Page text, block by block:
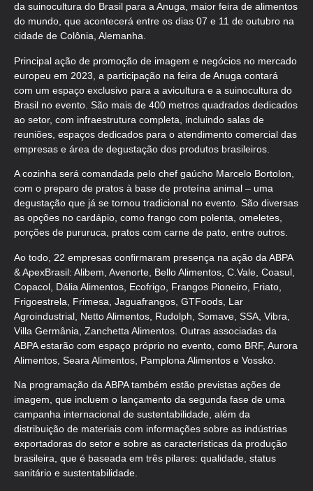
da suinocultura do Brasil para a Anuga, maior feira de alimentos
do mundo, que acontecerá entre os dias 07 e 11 de outubro na
cidade de Colônia, Alemanha.
Principal ação de promoção de imagem e negócios no mercado
europeu em 2023, a participação na feira de Anuga contará
com um espaço exclusivo para a avicultura e a suinocultura do
Brasil no evento. São mais de 400 metros quadrados dedicados
ao setor, com infraestrutura completa, incluindo salas de
reuniões, espaços dedicados para o atendimento comercial das
empresas e área de degustação dos produtos brasileiros.
A cozinha será comandada pelo chef gaúcho Marcelo Bortolon,
com o preparo de pratos à base de proteína animal – uma
degustação que já se tornou tradicional no evento. São diversas
as opções no cardápio, como frango com polenta, omeletes,
porções de pururuca, pratos com carne de pato, entre outros.
Ao todo, 22 empresas confirmaram presença na ação da ABPA
& ApexBrasil: Alibem, Avenorte, Bello Alimentos, C.Vale, Coasul,
Copacol, Dália Alimentos, Ecofrigo, Frangos Pioneiro, Friato,
Frigoestrela, Frimesa, Jaguafrangos, GTFoods, Lar
Agroindustrial, Netto Alimentos, Rudolph, Somave, SSA, Vibra,
Villa Germânia, Zanchetta Alimentos. Outras associadas da
ABPA estarão com espaço próprio no evento, como BRF, Aurora
Alimentos, Seara Alimentos, Pamplona Alimentos e Vossko.
Na programação da ABPA também estão previstas ações de
imagem, que incluem o lançamento da segunda fase de uma
campanha internacional de sustentabilidade, além da
distribuição de materiais com informações sobre as indústrias
exportadoras do setor e sobre as características da produção
brasileira, que é baseada em três pilares: qualidade, status
sanitário e sustentabilidade.